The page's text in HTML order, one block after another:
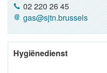
02 220 26 45
gas@sjtn.brussels
Hygiënedienst